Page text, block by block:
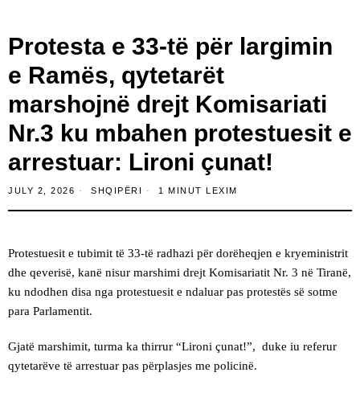
Protesta e 33-të për largimin
e Ramës, qytetarët
marshojnë drejt Komisariati
Nr.3 ku mbahen protestuesit e
arrestuar: Lironi çunat!
JULY 2, 2026 SHQIPËRI 1 MINUT LEXIM
Protestuesit e tubimit të 33-të radhazi për dorëheqjen e kryeministrit
dhe qeverisë, kanë nisur marshimi drejt Komisariatit Nr. 3 në Tiranë,
ku ndodhen disa nga protestuesit e ndaluar pas protestës së sotme
para Parlamentit.
Gjatë marshimit, turma ka thirrur “Lironi çunat!”, duke iu referur
qytetarëve të arrestuar pas përplasjes me policinë.